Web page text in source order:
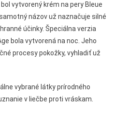
vytvorený krém na pery Bleue
názov už naznačuje silné
účinky. Špeciálna verzia
bola vytvorená na noc. Jeho
procesy pokožky, vyhladiť už
vybrané látky prírodného
v liečbe proti vráskam.